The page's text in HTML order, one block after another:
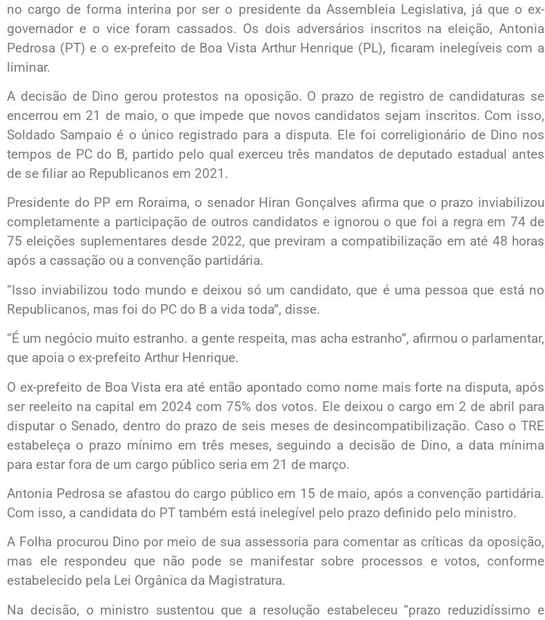
no cargo de forma interina por ser o presidente da Assembleia Legislativa, já que o ex-
governador e o vice foram cassados. Os dois adversários inscritos na eleição, Antonia
Pedrosa (PT) e o ex-prefeito de Boa Vista Arthur Henrique (PL), ficaram inelegíveis com a
liminar.
A decisão de Dino gerou protestos na oposição. O prazo de registro de candidaturas se
encerrou em 21 de maio, o que impede que novos candidatos sejam inscritos. Com isso,
Soldado Sampaio é o único registrado para a disputa. Ele foi correligionário de Dino nos
tempos de PC do B, partido pelo qual exerceu três mandatos de deputado estadual antes
de se filiar ao Republicanos em 2021.
Presidente do PP em Roraima, o senador Hiran Gonçalves afirma que o prazo inviabilizou
completamente a participação de outros candidatos e ignorou o que foi a regra em 74 de
75 eleições suplementares desde 2022, que previram a compatibilização em até 48 horas
após a cassação ou a convenção partidária.
“Isso inviabilizou todo mundo e deixou só um candidato, que é uma pessoa que está no
Republicanos, mas foi do PC do B a vida toda”, disse.
“É um negócio muito estranho. a gente respeita, mas acha estranho”, afirmou o parlamentar,
que apoia o ex-prefeito Arthur Henrique.
O ex-prefeito de Boa Vista era até então apontado como nome mais forte na disputa, após
ser reeleito na capital em 2024 com 75% dos votos. Ele deixou o cargo em 2 de abril para
disputar o Senado, dentro do prazo de seis meses de desincompatibilização. Caso o TRE
estabeleça o prazo mínimo em três meses, seguindo a decisão de Dino, a data mínima
para estar fora de um cargo público seria em 21 de março.
Antonia Pedrosa se afastou do cargo público em 15 de maio, após a convenção partidária.
Com isso, a candidata do PT também está inelegível pelo prazo definido pelo ministro.
A Folha procurou Dino por meio de sua assessoria para comentar as críticas da oposição,
mas ele respondeu que não pode se manifestar sobre processos e votos, conforme
estabelecido pela Lei Orgânica da Magistratura.
Na decisão, o ministro sustentou que a resolução estabeleceu “prazo reduzidíssimo e